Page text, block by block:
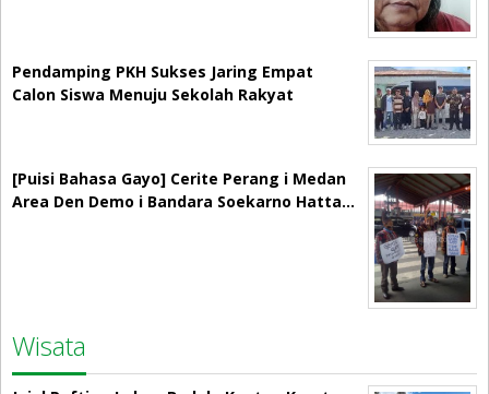
Pendamping PKH Sukses Jaring Empat
Calon Siswa Menuju Sekolah Rakyat
[Puisi Bahasa Gayo] Cerite Perang i Medan
Area Den Demo i Bandara Soekarno Hatta…
Wisata